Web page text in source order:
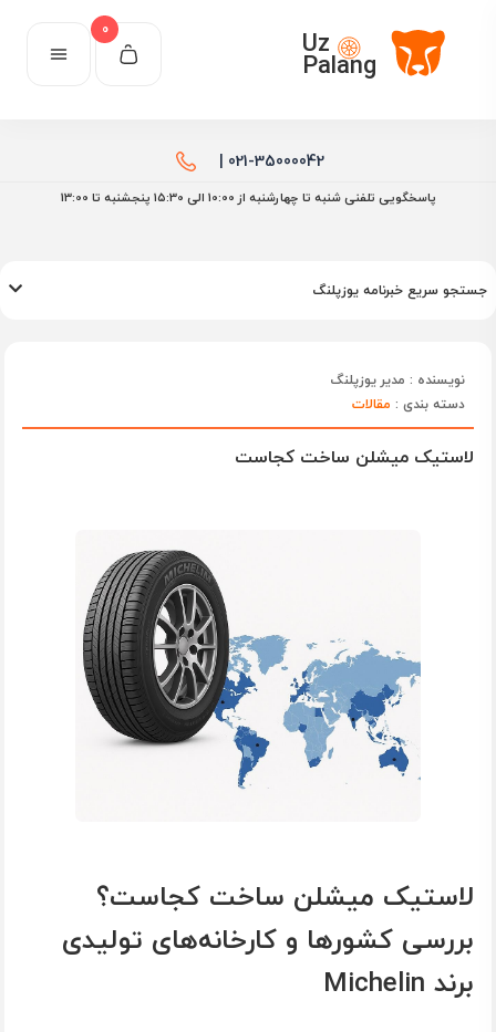
Uz
Palang
0
021-35000042 |
پاسخگویی تلفنی شنبه تا چهارشنبه از 10:00 الی ۱۵:30 پنجشنبه تا 13:00
جستجو سریع خبرنامه یوزپلنگ
نویسنده : مدیر یوزپلنگ
دسته بندی : مقالات
لاستیک میشلن ساخت کجاست
لاستیک میشلن ساخت کجاست؟
بررسی کشورها و کارخانه‌های تولیدی
برند Michelin